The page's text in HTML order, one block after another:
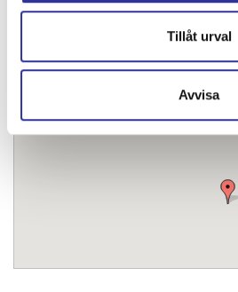
Tillåt urval
Avvisa